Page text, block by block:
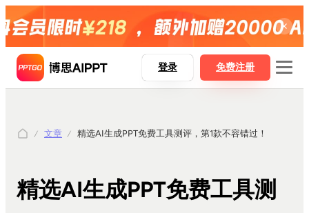
博思AIPPT
博思白板boardmix
登录 免费注册
文章 精选AI生成PPT免费工具测评，第1款不容错过！
精选AI生成PPT免费工具测